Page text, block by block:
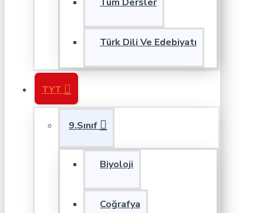
Türk Dili Ve Edebiyatı
TYT
9.Sınıf
Biyoloji
Coğrafya